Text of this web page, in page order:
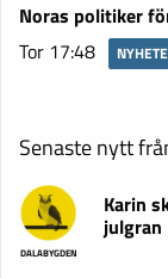
Noras politiker
Tor 17:48
Senaste nytt
DALABYGDEN
Karin
julgran